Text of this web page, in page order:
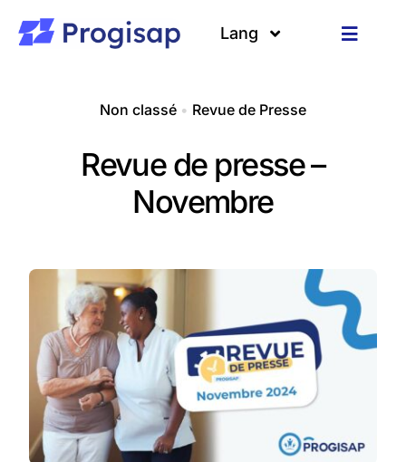
contenu
Toggle
Lang
Non classé • Revue de Presse
Revue de presse –
Novembre